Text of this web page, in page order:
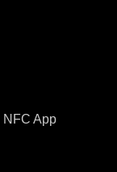
NFC App